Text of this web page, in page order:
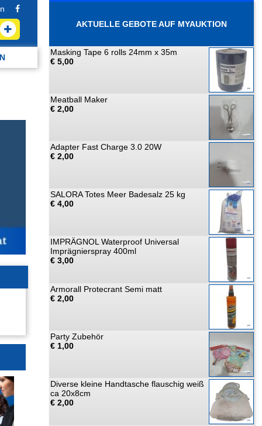
AKTUELLE GEBOTE AUF MYAUKTION
Masking Tape 6 rolls 24mm x 35m
€ 5,00
Meatball Maker
€ 2,00
Adapter Fast Charge 3.0 20W
€ 2,00
SALORA Totes Meer Badesalz 25 kg
€ 4,00
IMPRÄGNOL Waterproof Universal
Imprägnierspray 400ml
€ 3,00
Armorall Protecrant Semi matt
€ 2,00
Party Zubehör
€ 1,00
Diverse kleine Handtasche flauschig weiß
ca 20x8cm
€ 2,00